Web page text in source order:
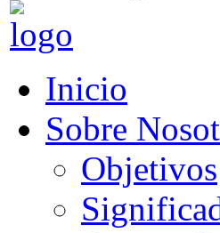
Inicio
Sobre
Objetivos